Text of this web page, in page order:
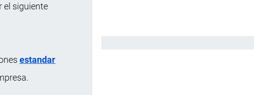
el siguiente
estandar